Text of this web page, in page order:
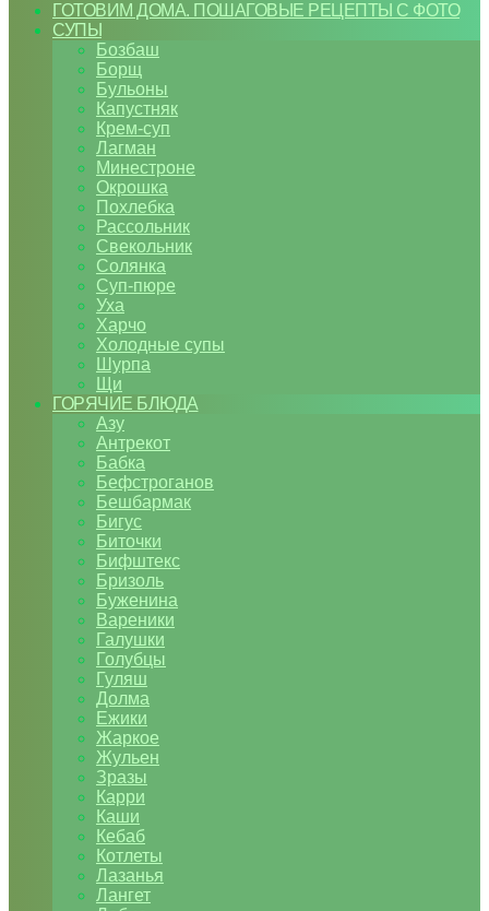
ГОТОВИМ ДОМА. ПОШАГОВЫЕ РЕЦЕПТЫ С ФОТО
СУПЫ
Бозбаш
Борщ
Бульоны
Капустняк
Крем-суп
Лагман
Минестроне
Окрошка
Похлебка
Рассольник
Свекольник
Солянка
Суп-пюре
Уха
Харчо
Холодные супы
Шурпа
Щи
ГОРЯЧИЕ БЛЮДА
Азу
Антрекот
Бабка
Бефстроганов
Бешбармак
Бигус
Биточки
Бифштекс
Бризоль
Буженина
Вареники
Галушки
Голубцы
Гуляш
Долма
Ежики
Жаркое
Жульен
Зразы
Карри
Каши
Кебаб
Котлеты
Лазанья
Лангет